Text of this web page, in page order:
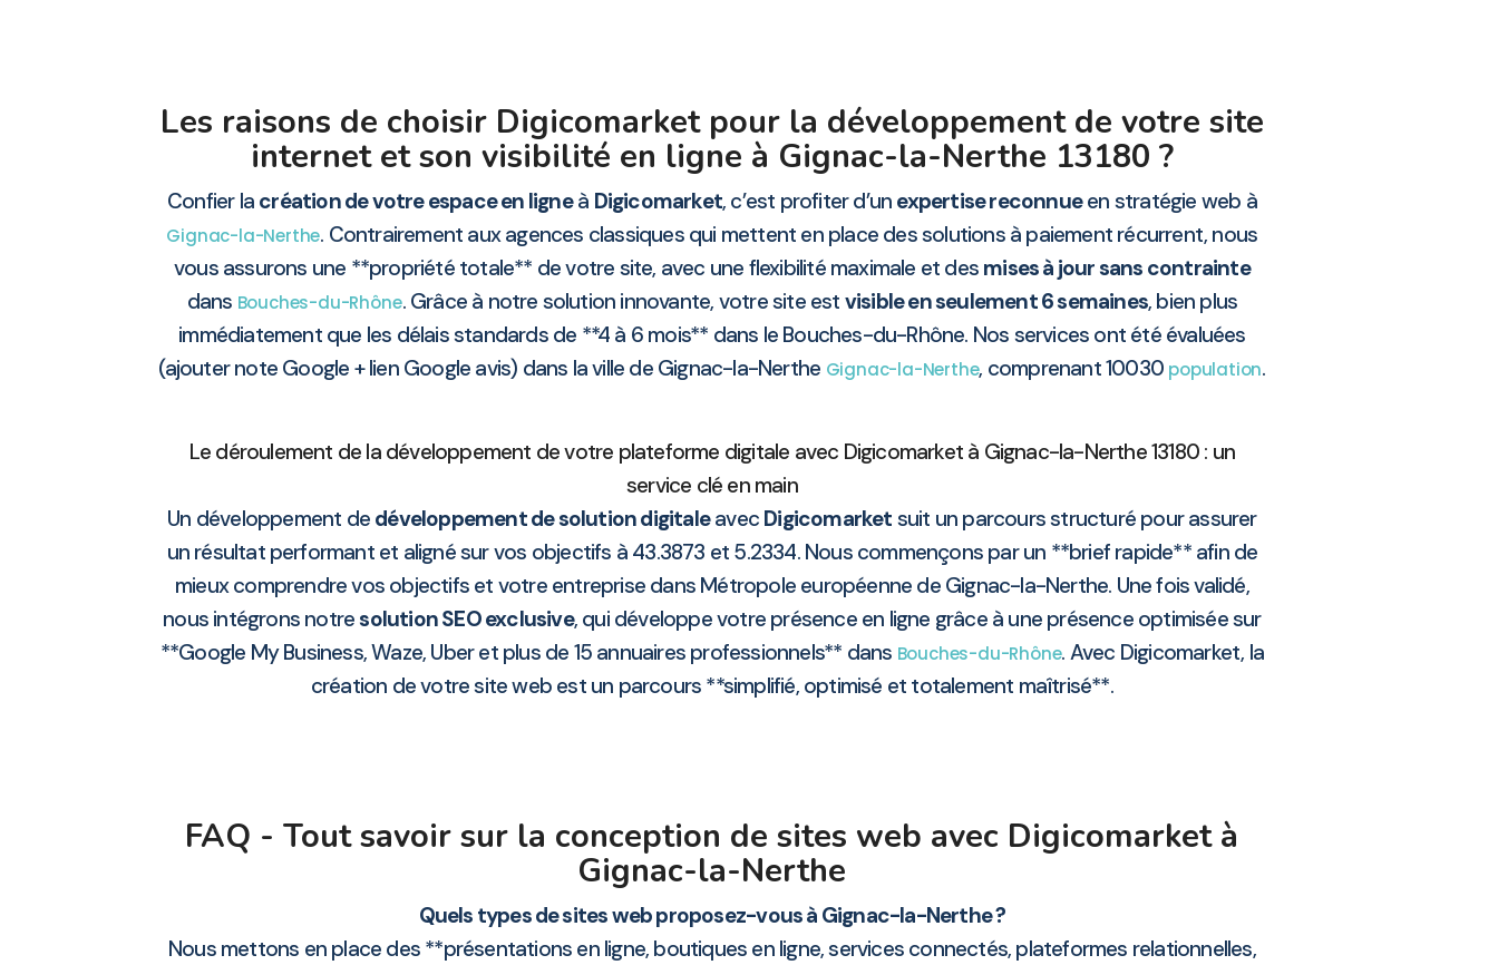
Les raisons de choisir Digicomarket pour la développement de votre site
internet et son visibilité en ligne à Gignac-la-Nerthe 13180 ?
Confier la création de votre espace en ligneà Digicomarket, c’est profiter d’un expertise reconnueen stratégie web à
Gignac-la-Nerthe. Contrairement aux agences classiques qui mettent en place des solutions à paiement récurrent, nous
vous assurons une **propriété totale** de votre site, avec une flexibilité maximale et des mises à jour sans contrainte
dans Bouches-du-Rhône. Grâce à notre solution innovante, votre site est visible en seulement 6 semaines, bien plus
immédiatement que les délais standards de **4 à 6 mois** dans le Bouches-du-Rhône. Nos services ont été évaluées
(ajouter note Google + lien Google avis) dans la ville de Gignac-la-Nerthe Gignac-la-Nerthe, comprenant 10030 population.
Le déroulement de la développement de votre plateforme digitale avec Digicomarket à Gignac-la-Nerthe 13180 : un
service clé en main
Un développement de développement de solution digitaleavec Digicomarket suit un parcours structuré pour assurer
un résultat performant et aligné sur vos objectifs à 43.3873 et 5.2334. Nous commençons par un **brief rapide** afin de
mieux comprendre vos objectifs et votre entreprise dans Métropole européenne de Gignac-la-Nerthe. Une fois validé,
nous intégrons notresolution SEO exclusive, qui développe votre présence en ligne grâce à une présence optimisée sur
**Google My Business, Waze, Uber et plus de 15 annuaires professionnels** dans Bouches-du-Rhône. Avec Digicomarket, la
création de votre site web est un parcours **simplifié, optimisé et totalement maîtrisé**.
FAQ - Tout savoir sur la conception de sites web avec Digicomarket à
Gignac-la-Nerthe
Quels types de sites web proposez-vous à Gignac-la-Nerthe ?
Nous mettons en place des **présentations en ligne, boutiques en ligne, services connectés, plateformes relationnelles,